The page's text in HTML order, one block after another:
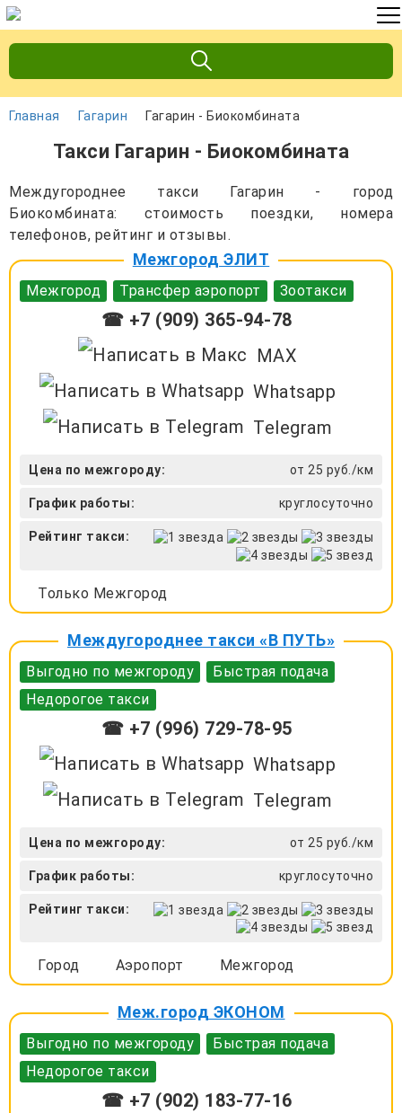
Главная Гагарин Гагарин - Биокомбината
Такси Гагарин - Биокомбината
Междугороднее такси Гагарин - город
Биокомбината: стоимость поездки, номера
телефонов, рейтинг и отзывы.
Межгород ЭЛИТ
Межгород Трансфер аэропорт Зоотакси
☎ +7 (909) 365-94-78
MAX
Whatsapp
Telegram
Цена по межгороду: от 25 руб./км
График работы: круглосуточно
Рейтинг такси:
Только Межгород
Междугороднее такси «В ПУТЬ»
Выгодно по межгороду
Быстрая подача
Недорогое такси
☎ +7 (996) 729-78-95
Whatsapp
Telegram
Цена по межгороду: от 25 руб./км
График работы: круглосуточно
Рейтинг такси:
Город Аэропорт Межгород
Меж.город ЭКОНОМ
Выгодно по межгороду
Быстрая подача
Недорогое такси
☎ +7 (902) 183-77-16